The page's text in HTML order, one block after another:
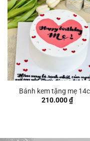
Bánh kem tặng mẹ
210.000₫